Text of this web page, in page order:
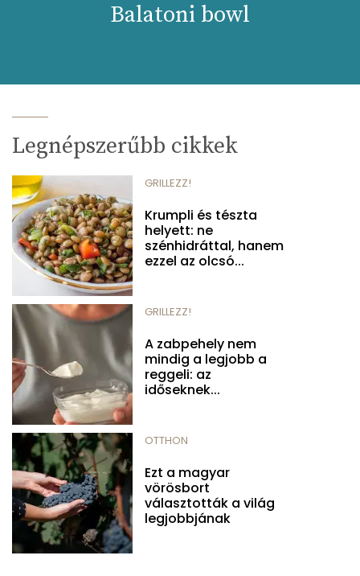
Balatoni bowl
Legnépszerűbb cikkek
GRILLEZZ!
Krumpli és tészta
helyett: ne
szénhidráttal, hanem
ezzel az olcsó...
GRILLEZZ!
A zabpehely nem
mindig a legjobb a
reggeli: az
időseknek...
OTTHON
Ezt a magyar
vörösbort
választották a világ
legjobbjának